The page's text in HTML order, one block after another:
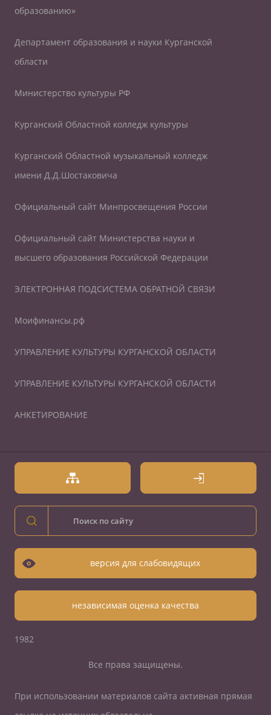
образованию»
Департамент образования и науки Курганской
области
Министерство культуры РФ
Курганский Областной колледж культуры
Курганский Областной музыкальный колледж
имени Д.Д.Шостаковича
Официальный сайт Минпросвещения России
Официальный сайт Министерства науки и
высшего образования Российской Федерации
ЭЛЕКТРОННАЯ ПОДСИСТЕМА ОБРАТНОЙ СВЯЗИ
Моифинансы.рф
УПРАВЛЕНИЕ КУЛЬТУРЫ КУРГАНСКОЙ ОБЛАСТИ
УПРАВЛЕНИЕ КУЛЬТУРЫ КУРГАНСКОЙ ОБЛАСТИ
АНКЕТИРОВАНИЕ
версия для слабовидящих
независимая оценка качества
1982
Все права защищены.
При использовании материалов сайта активная прямая